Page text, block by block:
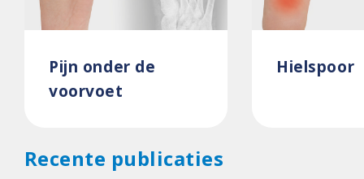
Pijn onder de
voorvoet
Hielspoor
Recente publicaties